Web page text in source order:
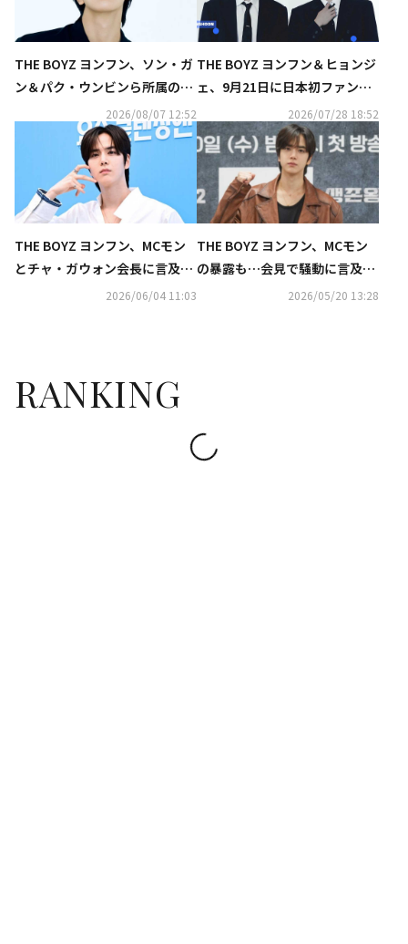
THE BOYZ ヨンフン、ソン・ガ
ン＆パク・ウンビンら所属のN
AMOO ACTORSと専属契約を締
2026/08/07 12:52
THE BOYZ ヨンフン＆ヒョンジ
ェ、9月21日に日本初ファンミ
ーティング開催決定！豪華企画
も用意
2026/07/28 18:52
THE BOYZ ヨンフン、MCモン
とチャ・ガウォン会長に言及？
意味深な投稿が話題に2026/06/04 11:03
THE BOYZ ヨンフン、MCモン
の暴露も…会見で騒動に言及
「活動を続けていけるのか不安
2026/05/20 13:28
RANKING